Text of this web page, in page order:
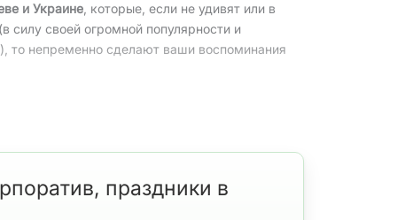
и Украине , которые, если не удивят или в
своей огромной популярности и
то непременно сделают ваши воспоминания
праздники в